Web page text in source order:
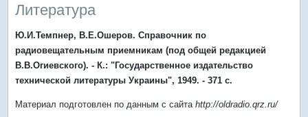
Литература
Ю.И.Темпнер, В.Е.Ошеров. Справочник по
радиовещательным приемникам (под общей редакцией
В.В.Огиевского). - К.: "Государственное издательство
технической литературы Украины", 1949. - 371 с.
Материал подготовлен по данным с сайтаhttp://oldradio.qrz.ru/